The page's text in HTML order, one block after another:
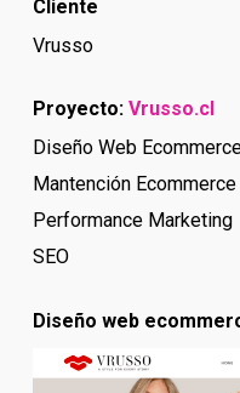
Cliente
Vrusso
Proyecto:Vrusso.cl
Diseño Web
Mantención Ecommerce
Performance Marketing
SEO
Diseño web